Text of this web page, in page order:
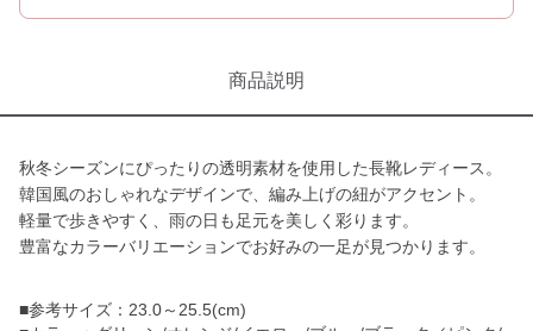
商品説明
秋冬シーズンにぴったりの透明素材を使用した長靴レディース。
韓国風のおしゃれなデザインで、編み上げの紐がアクセント。
軽量で歩きやすく、雨の日も足元を美しく彩ります。
豊富なカラーバリエーションでお好みの一足が見つかります。
■参考サイズ：23.0～25.5(cm)